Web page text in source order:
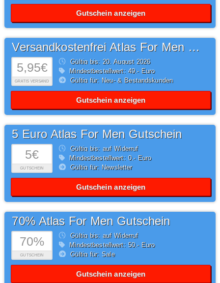
Gutschein anzeigen
5,95€
GRATIS VERSAND
Versandkostenfrei Atlas For Men Gutschein
Gültig bis: 20.August2026
Mindestbestellwert: 49,- Euro
Gültig für: Neu- & Bestandskunden
Gutschein anzeigen
5€
GUTSCHEIN
5 Euro Atlas For Men Gutschein
Gültig bis: auf Widerruf
Mindestbestellwert: 0,- Euro
Gültig für: Newsletter
Gutschein anzeigen
70%
GUTSCHEIN
70% Atlas For Men Gutschein
Gültig bis: auf Widerruf
Mindestbestellwert: 50,- Euro
Gültig für: Sale
Gutschein anzeigen